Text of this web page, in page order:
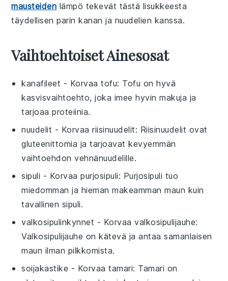
mausteiden lämpö tekevät tästä lisukkeesta
täydellisen parin kanan ja nuudelien kanssa.
Vaihtoehtoiset Ainesosat
kanafileet - Korvaatofu: Tofu on hyvä
kasvisvaihtoehto, joka imee hyvin makuja ja
tarjoaa proteiinia.
nuudelit - Korvaariisinuudelit: Riisinuudelit ovat
gluteenittomia ja tarjoavat kevyemmän
vaihtoehdon vehnänuudelille.
sipuli - Korvaapurjosipuli: Purjosipuli tuo
miedomman ja hieman makeamman maun kuin
tavallinen sipuli.
valkosipulinkynnet - Korvaavalkosipulijauhe:
Valkosipulijauhe on kätevä ja antaa samanlaisen
maun ilman pilkkomista.
soijakastike - Korvaatamari: Tamari on